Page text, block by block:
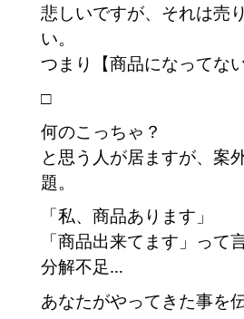
悲しいですが、それは売
い。
つまり【商品になってな
□
何のこっちゃ？
と思う人が居ますが、案
題。
「私、商品あります」
「商品出来てます」って
分解不足…
あなたがやってきた事を